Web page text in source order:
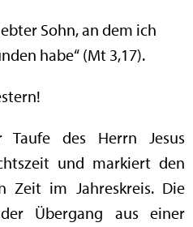
Sohn, an dem ich
habe“ (Mt 3,17).
des Herrn Jesus
und markiert den
Zeit im Jahreskreis. Die
Übergang aus einer